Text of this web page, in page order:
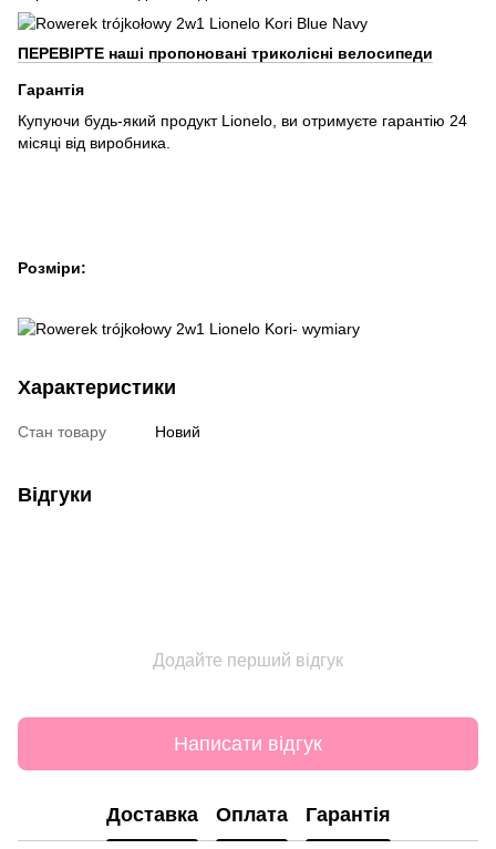
ПЕРЕВІРТЕ наші пропоновані триколісні велосипеди
Гарантія
Купуючи будь-який продукт Lionelo, ви отримуєте гарантію 24
місяці від виробника.
Розміри:
Характеристики
Стан товару Новий
Відгуки
Додайте перший відгук
Написати відгук
Доставка Оплата Гарантія